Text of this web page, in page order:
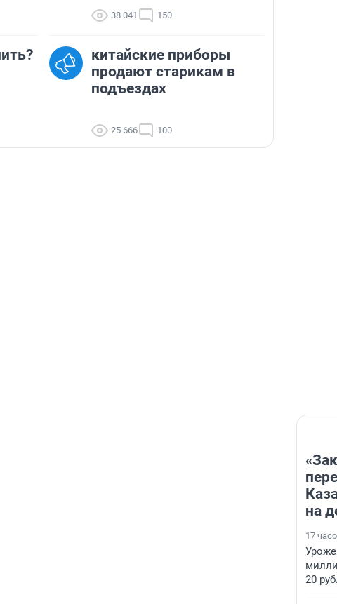
38 041 150
китайские приборы
продают старикам в
подъездах
25 666 100
на
17
20